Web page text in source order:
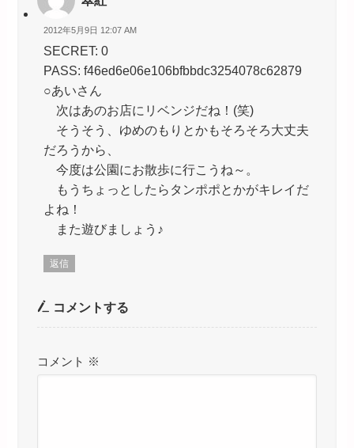
2012年5月9日 12:07 AM
SECRET: 0
PASS: f46ed6e06e106bfbbdc3254078c62879
○あいさん
次はあのお店にリベンジだね！(笑)
そうそう、ゆめのもりとかもそろそろ大丈夫
だろうから、
今度は公園にお散歩に行こうね～。
もうちょっとしたらタンポポとかがキレイだ
よね！
また遊びましょう♪
返信
コメントする
コメント ※